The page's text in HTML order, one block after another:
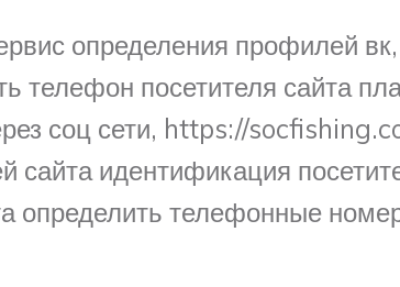
определения профилей
телефон посетителя сайта
соц сети, https://
сайта идентификация
определить телефонные